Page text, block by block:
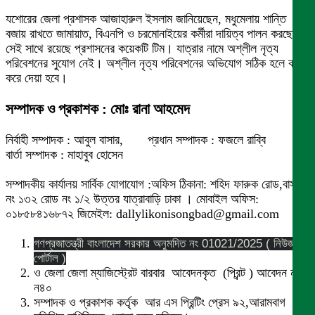
যশোরের জেলা প্রশাসক আজাহারুল ইসলাম জানিয়েছেন, মধুমেলায় শান্তি
বজায় রাখতে জামায়াত, বিএনপি ও চরমোনাইয়ের কর্মীরা দায়িত্ব পালন করছেন।
সেই সাথে রয়েছে প্রশাসনের কয়েকটি টিম। যাত্রার নামে অশ্লীল নৃত্য
পরিবেশনের সুযোগ নেই। অশ্লীল নৃত্য পরিবেশনের অভিযোগ সঠিক হলে বন্ধ
করে দেয়া হবে।
সম্পাদক ও প্রকাশক : মোঃ রানা আহমেদ
নির্বাহী সম্পাদক : আবুল বাসার, প্রধান সম্পাদক : ফজলে রাব্বি
বার্তা সম্পাদক : মাহাবুব হোসেন
সম্পাদকীয় কার্যালয় সার্বিক যোগাযোগ :অফিস ঠিকানা: শহিদ ফারুক রোড,বাসা
নং ১৩২ রোড নং ১/২ উত্তর যাত্রাবাড়ি ঢাকা । মোবাইল অফিস:
০১৮৫৮৪১৬৮৭২ জিমেইল: dallylikonisongbad@gmail.com
গণপ্রজাতন্ত্রী বাংলাদেশ সরকার অনুমদিত নং 01021/2025 ( নিউজ
পোর্টাল )
ও জেলা জেলা ম্যাজিস্ট্রেট বারবার আবেদনকৃত (প্রিন্ট ) আবেদন নং
ন৪০
সম্পাদক ও প্রকাশক কর্তৃক আর এস প্রিন্টিং প্রেস ৯২,আরামবাগ